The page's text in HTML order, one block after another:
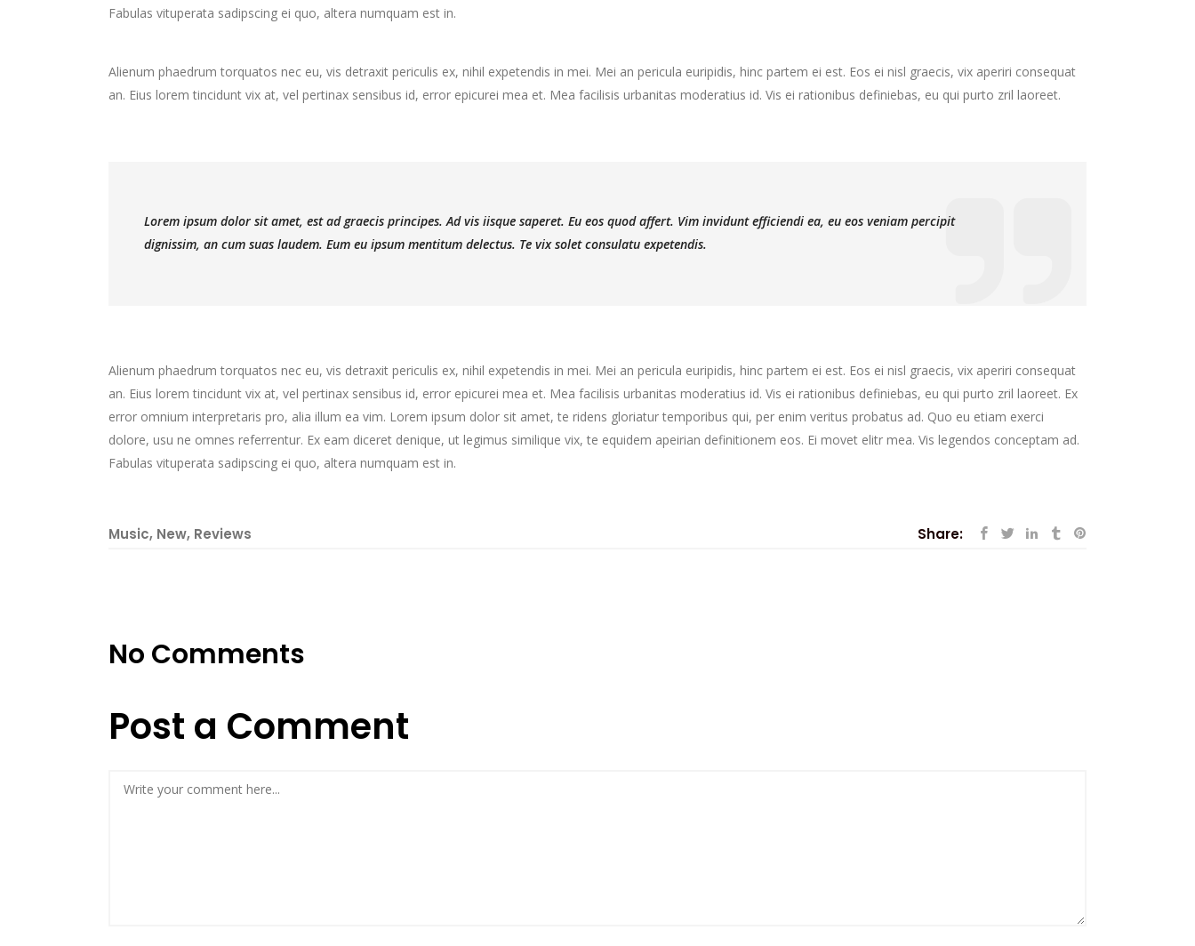
Fabulas vituperata sadipscing ei quo, altera numquam est in.
Alienum phaedrum torquatos nec eu, vis detraxit periculis ex, nihil expetendis in mei. Mei an pericula euripidis, hinc partem ei est. Eos ei nisl graecis, vix aperiri consequat
an. Eius lorem tincidunt vix at, vel pertinax sensibus id, error epicurei mea et. Mea facilisis urbanitas moderatius id. Vis ei rationibus definiebas, eu qui purto zril laoreet.
Lorem ipsum dolor sit amet, est ad graecis principes. Ad vis iisque saperet. Eu eos quod affert. Vim invidunt efficiendi ea, eu eos veniam percipit
dignissim, an cum suas laudem. Eum eu ipsum mentitum delectus. Te vix solet consulatu expetendis.
Alienum phaedrum torquatos nec eu, vis detraxit periculis ex, nihil expetendis in mei. Mei an pericula euripidis, hinc partem ei est. Eos ei nisl graecis, vix aperiri consequat
an. Eius lorem tincidunt vix at, vel pertinax sensibus id, error epicurei mea et. Mea facilisis urbanitas moderatius id. Vis ei rationibus definiebas, eu qui purto zril laoreet. Ex
error omnium interpretaris pro, alia illum ea vim. Lorem ipsum dolor sit amet, te ridens gloriatur temporibus qui, per enim veritus probatus ad. Quo eu etiam exerci
dolore, usu ne omnes referrentur. Ex eam diceret denique, ut legimus similique vix, te equidem apeirian definitionem eos. Ei movet elitr mea. Vis legendos conceptam ad.
Fabulas vituperata sadipscing ei quo, altera numquam est in.
Music, New, Reviews Share:
No Comments
Post a Comment